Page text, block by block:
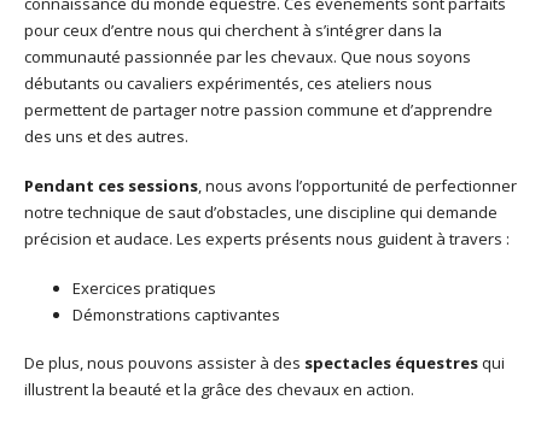
pour ceux d’entre nous qui cherchent à s’intégrer dans la
communauté passionnée par les chevaux. Que nous soyons
débutants ou cavaliers expérimentés, ces ateliers nous
permettent de partager notre passion commune et d’apprendre
des uns et des autres.
Pendant ces sessions, nous avons l’opportunité de perfectionner
notre technique de saut d’obstacles, une discipline qui demande
précision et audace. Les experts présents nous guident à travers :
Exercices pratiques
Démonstrations captivantes
De plus, nous pouvons assister à des spectacles équestresqui
illustrent la beauté et la grâce des chevaux en action.